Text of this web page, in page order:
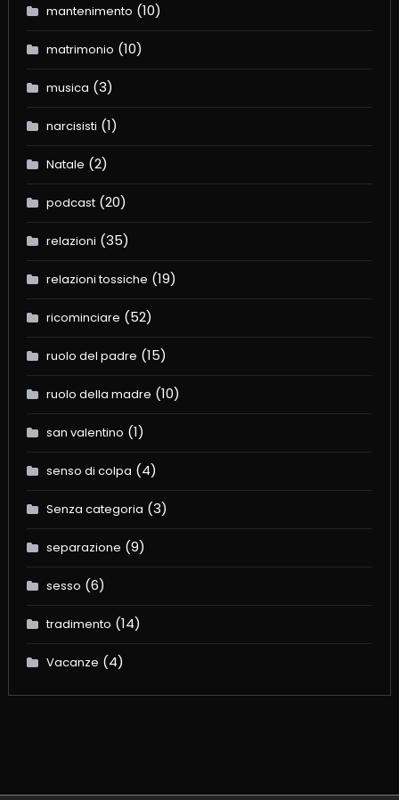
mantenimento (10)
matrimonio (10)
musica (3)
narcisisti (1)
Natale (2)
podcast(20)
relazioni (35)
relazioni tossiche (19)
ricominciare (52)
ruolo del padre (15)
ruolo della madre (10)
san valentino (1)
senso di colpa (4)
Senza categoria (3)
separazione (9)
sesso (6)
tradimento (14)
Vacanze (4)